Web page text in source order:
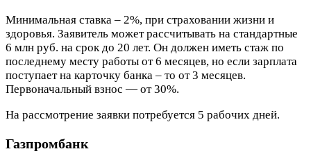
Минимальная ставка – 2%, при страховании жизни и
здоровья. Заявитель может рассчитывать на стандартные
6 млн руб. на срок до 20 лет. Он должен иметь стаж по
последнему месту работы от 6 месяцев, но если зарплата
поступает на карточку банка – то от 3 месяцев.
Первоначальный взнос — от 30%.
На рассмотрение заявки потребуется 5 рабочих дней.
Газпромбанк